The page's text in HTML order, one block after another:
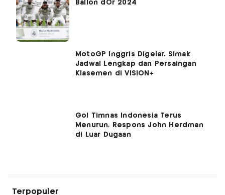
Ballon dOr 2024
MotoGP Inggris Digelar, Simak
Jadwal Lengkap dan Persaingan
Klasemen di VISION+
Gol Timnas Indonesia Terus
Menurun, Respons John Herdman
di Luar Dugaan
Terpopuler